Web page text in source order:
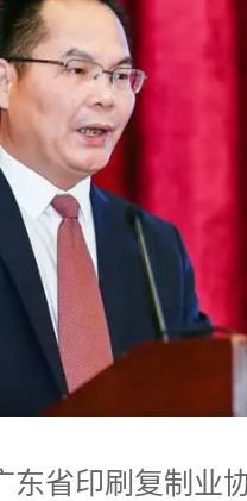
东省印刷复制业